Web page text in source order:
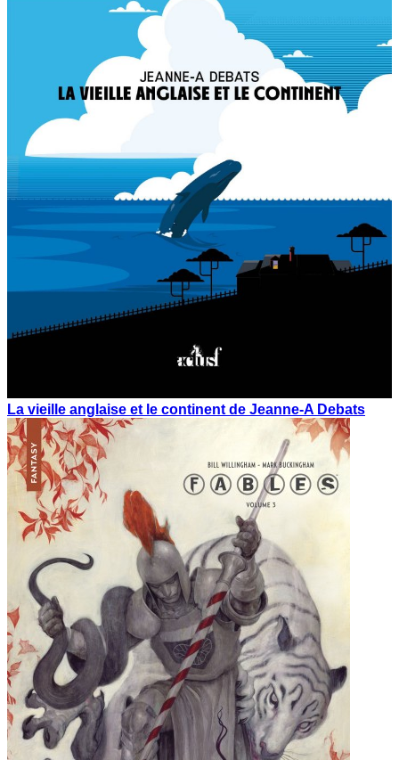
La vieille anglaise et le continent de Jeanne-A Debats